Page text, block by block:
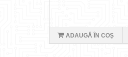
ADAUGĂ ÎN COŞ